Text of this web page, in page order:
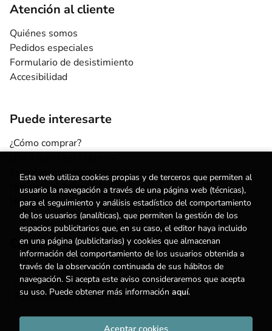
Atención al cliente
Quiénes somos
Pedidos especiales
Formulario de desistimiento
Accesibilidad
Puede interesarte
¿Cómo comprar?
Escuelas y centros
Nuestros Servicios
Noticias
Contacto
(+34) 615 55 96 54
info@degestalt.com
Formulario de contacto
Esta web utiliza cookies propias y de terceros que permiten al
usuario la navegación a través de una página web (técnicas),
para el seguimiento y análisis estadístico del comportamiento
de los usuarios (analíticas), que permiten la gestión de los
espacios publicitarios que, en su caso, el editor haya incluido
en una página (publicitarias) y cookies que almacenan
información del comportamiento de los usuarios obtenida a
través de la observación continuada de sus hábitos de
navegación. Si acepta este aviso consideraremos que acepta
su uso. Puede obtener más información aquí.
Aceptar cookies